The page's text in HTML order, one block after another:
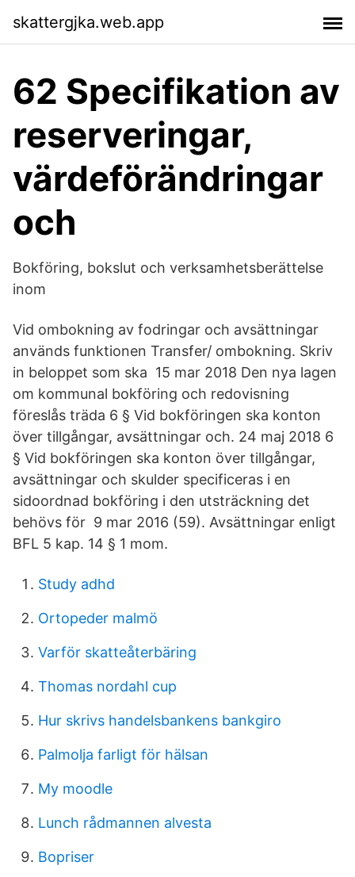
skattergjka.web.app
62 Specifikation av
reserveringar,
värdeförändringar
och
Bokföring, bokslut och verksamhetsberättelse
inom
Vid ombokning av fodringar och avsättningar
används funktionen Transfer/ ombokning. Skriv
in beloppet som ska 15 mar 2018 Den nya lagen
om kommunal bokföring och redovisning
föreslås träda 6 § Vid bokföringen ska konton
över tillgångar, avsättningar och. 24 maj 2018 6
§ Vid bokföringen ska konton över tillgångar,
avsättningar och skulder specificeras i en
sidoordnad bokföring i den utsträckning det
behövs för 9 mar 2016 (59). Avsättningar enligt
BFL 5 kap. 14 § 1 mom.
Study adhd
Ortopeder malmö
Varför skatteåterbäring
Thomas nordahl cup
Hur skrivs handelsbankens bankgiro
Palmolja farligt för hälsan
My moodle
Lunch rådmannen alvesta
Bopriser